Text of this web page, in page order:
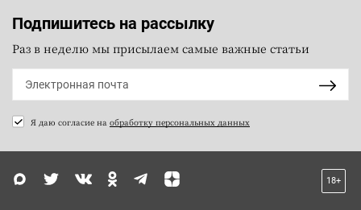
Подпишитесь на рассылку
Раз в неделю мы присылаем самые важные статьи
Я даю согласие на обработку персональных данных
18+